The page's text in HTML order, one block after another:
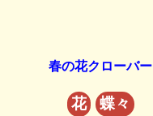
春の花クローバー
花 蝶々